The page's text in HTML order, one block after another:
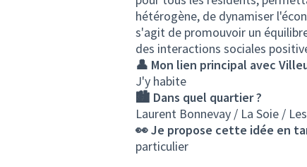
hétérogène, de dynamiser
s'agit de promouvoir un
des interactions sociales
👤 Mon lien principal avec
J'y habite
🏙️ Dans quel quartier ?
Laurent Bonnevay / La Soie /
👀 Je propose cette idée en
particulier